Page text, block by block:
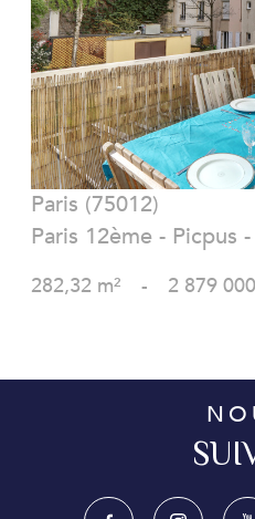
VOIR
Paris (75012)
Paris 12ème - Picpus
282,32 m² - 2 879